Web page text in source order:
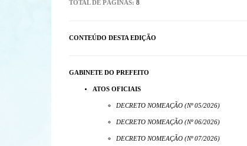
TOTAL DE PÁGINAS: 8
CONTEÚDO DESTA EDIÇÃO
GABINETE DO PREFEITO
ATOS OFICIAIS
DECRETO NOMEAÇÃO (Nº 05/2026)
DECRETO NOMEAÇÃO (Nº 06/2026)
DECRETO NOMEAÇÃO (Nº 07/2026)